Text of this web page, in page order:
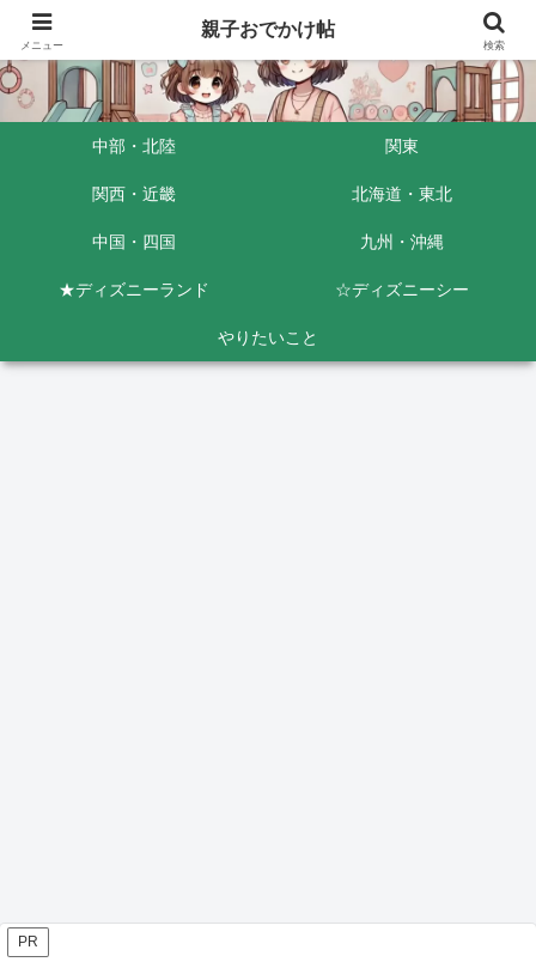
中部・北陸 関東
関西・近畿 北海道・東北
中国・四国 九州・沖縄
★ディズニーランド ☆ディズニーシー
やりたいこと
PR
メニュー
親子おでかけ帖
検索